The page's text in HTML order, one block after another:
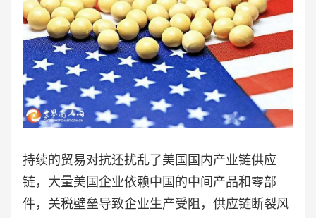
持续的贸易对抗还扰乱了美国国内产业链供应
链，大量美国企业依赖中国的中间产品和零部
件，关税壁垒导致企业生产受阻，供应链断裂风